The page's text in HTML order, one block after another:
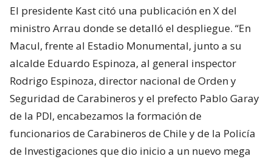
El presidente Kast citó una publicación en X del
ministro Arrau donde se detalló el despliegue. “En
Macul, frente al Estadio Monumental, junto a su
alcalde Eduardo Espinoza, al general inspector
Rodrigo Espinoza, director nacional de Orden y
Seguridad de Carabineros y el prefecto Pablo Garay
de la PDI, encabezamos la formación de
funcionarios de Carabineros de Chile y de la Policía
de Investigaciones que dio inicio a un nuevo mega